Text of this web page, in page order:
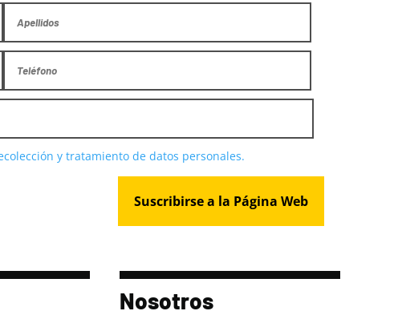
y tratamiento de datos personales.
Nosotros